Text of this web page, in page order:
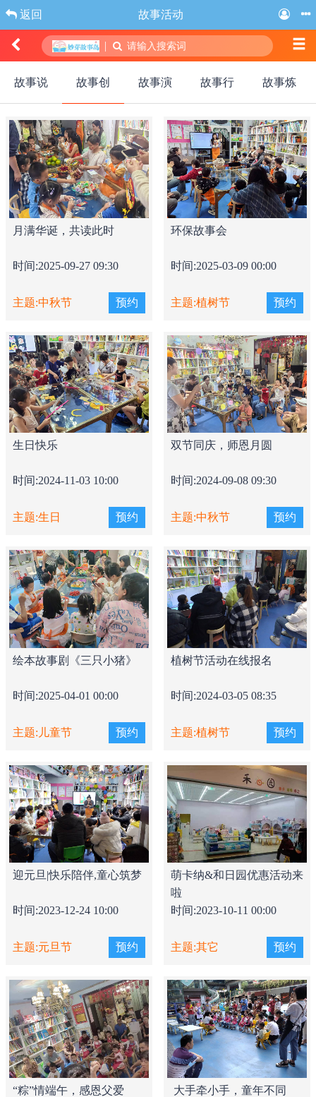
返回 故事活动
| 请输入搜索词
故事说 故事创 故事演 故事行 故事炼
月满华诞，共读此时
时间:2025-09-27 09:30
主题:中秋节 预约
环保故事会
时间:2025-03-09 00:00
主题:植树节 预约
生日快乐
时间:2024-11-03 10:00
主题:生日 预约
双节同庆，师恩月圆
时间:2024-09-08 09:30
主题:中秋节 预约
绘本故事剧《三只小猪》
时间:2025-04-01 00:00
主题:儿童节 预约
植树节活动在线报名
时间:2024-03-05 08:35
主题:植树节 预约
迎元旦|快乐陪伴,童心筑梦
时间:2023-12-24 10:00
主题:元旦节 预约
萌卡纳&和日园优惠活动来
啦
时间:2023-10-11 00:00
主题:其它 预约
“粽”情端午，感恩父爱
​ 大手牵小手，童年不同